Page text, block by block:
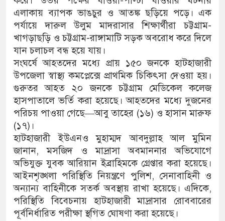
এলাকায় ব্যাপক ভাঙচুর ও আতঙ্ক ছড়িয়ে পড়ে। এক
পর্যায়ে দারুল উলুম মাদরাসার শিক্ষার্থীরা চট্টগ্রাম-
খাগড়াছড়ি ও চট্টগ্রাম-রাঙ্গামাটি সড়ক অবরোধ করে দিলে
যান চলাচল বন্ধ হয়ে যায়।
সংঘর্ষে আহতদের মধ্যে প্রায় ১৫০ জনকে হাটহাজারী
উপজেলা স্বাস্থ্য কমপ্লেক্সে প্রাথমিক চিকিৎসা দেওয়া হয়।
গুরুতর আহত ২০ জনকে চট্টগ্রাম মেডিকেল কলেজ
হাসপাতালে ভর্তি করা হয়েছে। আহতদের মধ্যে দুজনের
পরিচয় পাওয়া গেছে—আবু তাহের (১৬) ও হাসান মারুফ
(১৭)।
হাটহাজারী ইউএনও মুহাম্মদ আবদুল্লাহ আল মুমিন
জানান, মসজিদ ও মাদ্রাসা অবমাননার অভিযোগে
অভিযুক্ত যুবক আরিয়ান ইব্রাহিমকে গ্রেপ্তার করা হয়েছে।
আইনশৃঙ্খলা পরিস্থিতি নিয়ন্ত্রণে পুলিশ, সেনাবাহিনী ও
অন্যান্য বাহিনীকে সতর্ক অবস্থায় রাখা হয়েছে। এদিকে,
পরিস্থিতি বিবেচনায় হাটহাজারী মাদ্রাসার রোববারের
পূর্বনির্ধারিত পরীক্ষা স্থগিত ঘোষণা করা হয়েছে।